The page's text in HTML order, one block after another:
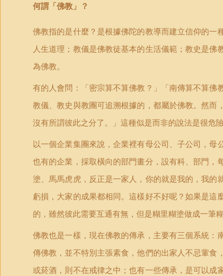
何謂「佛教」？
佛教指的是什麼？是根據佛陀的教導而建立信仰的
人生道理；教儀是佛教徒基本的生活儀範；教史是
為佛教。
有的人會問：「密宗算不算佛教？」「南傳算不算
教儀、教史與教團可追溯根據的，都屬於佛教。然
沒有所謂彼此之分了。」這種似是而非的說法是很危
以一個企業集團來說，企業裡有母公司、子公司，
也有的企業，採取橫向的部門畫分，設有科、部門
塗、馬馬虎虎，反正是一家人，你的就是我的，我
虧損，大家的成果都相同。這樣好不好呢？如果是
的，雖然彼此需要互通有無，但是糊里糊塗做成一筆
佛教也是一樣，現在佛教的傳承，主要有三個系統
傳佛教，並不特別主張素食，他們的出家人不忌葷
或菸酒，則不在戒律之中；也有一些傳承，是可以